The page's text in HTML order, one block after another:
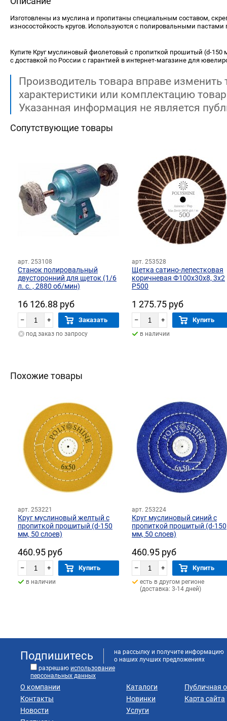
Изготовлены из муслина и пропитаны специальным составом,
износостойкость кругов. Используются с по­лировальными пастами
Купите Круг муслиновый фиолетовый с пропиткой прошитый (d-150
с доставкой по России с гарантией в интернет-магазине для
Производитель товара вправе изменить
характеристики или комплектацию
Указанная информация не является
Сопутствующие товары
арт. 253108
Станок полировальный
двусторонний для щеток (1/6
л. с. , 2880 об/мин)
16 126.88 руб
– + Заказать
под заказ по запросу
арт. 253528
Щетка сатино-лепестковая
коричневая Ф100х30х8, 3х2
Р500
1 275.75 руб
– + Купить
в наличии
Похожие товары
арт. 253221
Круг муслиновый желтый с
пропиткой прошитый (d-150
мм, 50 слоев)
460.95 руб
– + Купить
в наличии
арт. 253224
Круг муслиновый синий с
пропиткой прошитый (d-150
мм, 50 слоев)
460.95 руб
– + Купить
есть в другом регионе
(доставка: 3-14 дней)
Подпишитесь
на рассылку и получите информацию
о наших лучших предложениях
разрешаю использование
персональных данных
О компании
Контакты
Новости
Каталоги
Новинки
Услуги
Публичная
Карта сайта